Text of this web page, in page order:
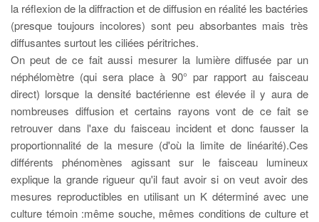
la réflexion de la diffraction et de diffusion en réalité les bactéries
(presque toujours incolores) sont peu absorbantes mais très
diffusantes surtout les ciliées péritriches.
On peut de ce fait aussi mesurer la lumière diffusée par un
néphélomètre (qui sera place à 90° par rapport au faisceau
direct) lorsque la densité bactérienne est élevée il y aura de
nombreuses diffusion et certains rayons vont de ce fait se
retrouver dans l'axe du faisceau incident et donc fausser la
proportionnalité de la mesure (d'où la limite de linéarité).Ces
différents phénomènes agissant sur le faisceau lumineux
explique la grande rigueur qu'il faut avoir si on veut avoir des
mesures reproductibles en utilisant un K déterminé avec une
culture témoin :même souche, mêmes conditions de culture et